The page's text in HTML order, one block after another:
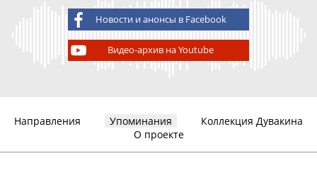
Новости и анонсы в Facebook
Видео-архив на Youtube
Направления Упоминания
Коллекция Дувакина
О проекте